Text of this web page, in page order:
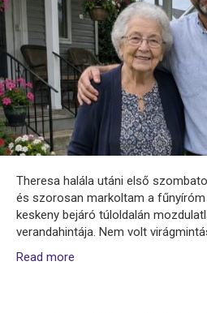
Theresa halála utáni első
és szorosan markoltam a
keskeny bejáró túloldalán
verandahintája. Nem volt
Read more